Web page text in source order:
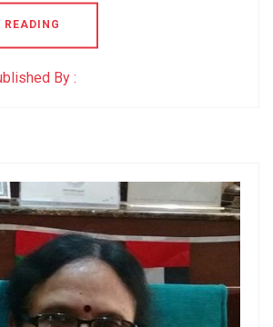
READING
By :